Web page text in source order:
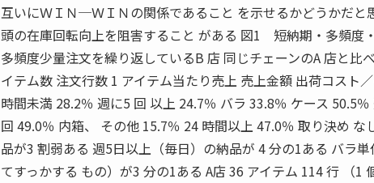
互いにＷＩＮ─ＷＩＮの関係であること を示せるかどうかだ
頭の在庫回転向上を阻害すること がある 図1 短納期・多頻度
多頻度少量注文を繰り返しているB 店 同じチェーンのA 店と比
イテム数 注文行数 1 アイテム当たり売上 売上金額 出荷コスト
時間未満 28.2％ 週に5 回 以上 24.7％ バラ 33.8％ ケース 50.5
回 49.0％ 内箱、 その他 15.7％ 24 時間以上 47.0％ 取り決め
品が3 割弱ある 週5日以上（毎日）の納品が 4 分の1ある バラ
てすっかする もの）が3 分の1ある A店 36 アイテム 114 行 （1